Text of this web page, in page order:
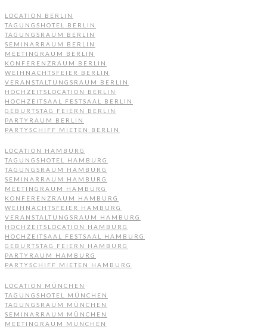
LOCATION BERLIN
TAGUNGSHOTEL BERLIN
TAGUNGSRAUM BERLIN
SEMINARRAUM BERLIN
MEETINGRAUM BERLIN
KONFERENZRAUM BERLIN
WEIHNACHTSFEIER BERLIN
VERANSTALTUNGSRAUM BERLIN
HOCHZEITSLOCATION BERLIN
HOCHZEITSAAL FESTSAAL BERLIN
GEBURTSTAG FEIERN BERLIN
PARTYRAUM BERLIN
PARTYSCHIFF MIETEN BERLIN
LOCATION HAMBURG
TAGUNGSHOTEL HAMBURG
TAGUNGSRAUM HAMBURG
SEMINARRAUM HAMBURG
MEETINGRAUM HAMBURG
KONFERENZRAUM HAMBURG
WEIHNACHTSFEIER HAMBURG
VERANSTALTUNGSRAUM HAMBURG
HOCHZEITSLOCATION HAMBURG
HOCHZEITSAAL FESTSAAL HAMBURG
GEBURTSTAG FEIERN HAMBURG
PARTYRAUM HAMBURG
PARTYSCHIFF MIETEN HAMBURG
LOCATION MÜNCHEN
TAGUNGSHOTEL MÜNCHEN
TAGUNGSRAUM MÜNCHEN
SEMINARRAUM MÜNCHEN
MEETINGRAUM MÜNCHEN